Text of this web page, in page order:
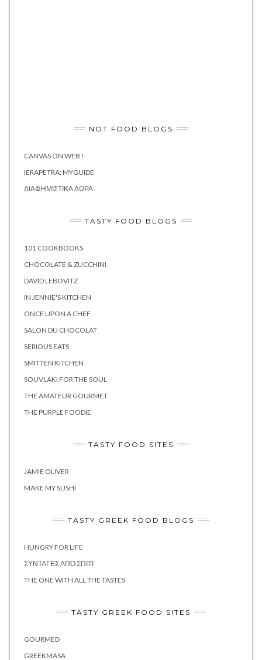
NOT FOOD BLOGS
CANVAS ON WEB !
IERAPETRA: MYGUIDE
ΔΙΑΦΗΜΙΣΤΙΚΆ ΔΏΡΑ
TASTY FOOD BLOGS
101 COOKBOOKS
CHOCOLATE & ZUCCHINI
DAVID LEBOVITZ
IN JENNIE'S KITCHEN
ONCE UPON A CHEF
SALON DU CHOCOLAT
SERIOUS EATS
SMITTEN KITCHEN
SOUVLAKI FOR THE SOUL
THE AMATEUR GOURMET
THE PURPLE FOODIE
TASTY FOOD SITES
JAMIE OLIVER
MAKE MY SUSHI
TASTY GREEK FOOD BLOGS
HUNGRY FOR LIFE
ΣΥΝΤΑΓΈΣ ΑΠΌ ΣΠΊΤΙ
THE ONE WITH ALL THE TASTES
TASTY GREEK FOOD SITES
GOURMED
GREEKMASA